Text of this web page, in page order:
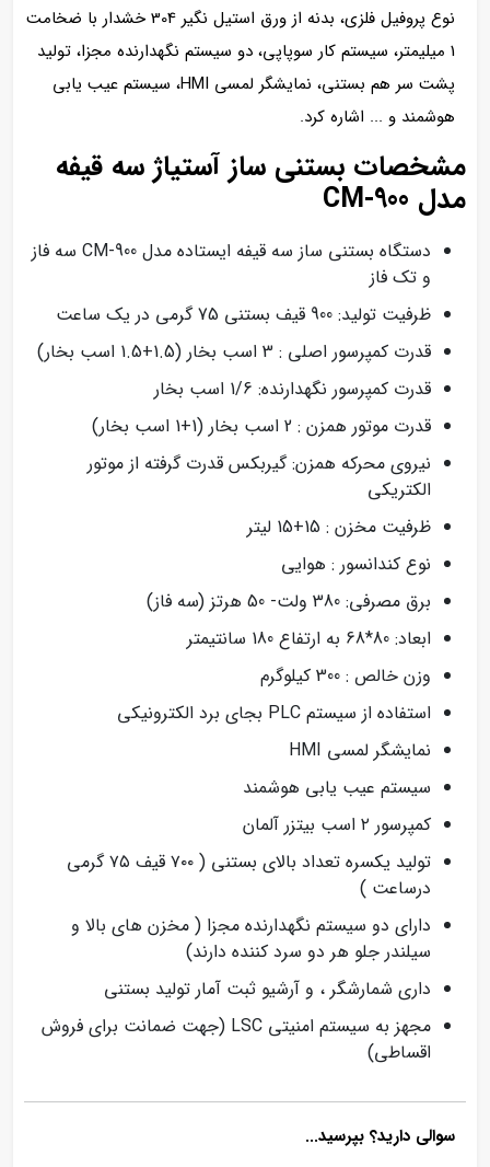
نوع پروفیل فلزی، بدنه از ورق استیل نگیر 304 خشدار با ضخامت
1 میلیمتر، سیستم کار سوپاپی، دو سیستم نگهدارنده مجزا، تولید
پشت سر هم بستنی، نمایشگر لمسی HMI، سیستم عیب یابی
هوشمند و ... اشاره کرد.
مشخصات بستنی ساز آستیاژ سه قیفه
مدل CM-900
دستگاه بستنی ساز سه قیفه ایستاده مدل CM-900 سه فاز
و تک فاز
ظرفیت تولید: 900 قیف بستنی 75 گرمی در یک ساعت
قدرت کمپرسور اصلی : 3 اسب بخار (1.5+1.5 اسب بخار)
قدرت کمپرسور نگهدارنده: 1/6 اسب بخار
قدرت موتور همزن : 2 اسب بخار (1+1 اسب بخار)
نیروی محرکه همزن: گیربکس قدرت گرفته از موتور
الکتریکی
ظرفیت مخزن : 15+15 لیتر
نوع کندانسور : هوایی
برق مصرفی: 380 ولت- 50 هرتز (سه فاز)
ابعاد: 80*68 به ارتفاع 180 سانتیمتر
وزن خالص : 300 کیلوگرم
استفاده از سیستم PLC بجای برد الکترونیکی
نمایشگر لمسی HMI
سیستم عیب یابی هوشمند
کمپرسور ۲ اسب بیتزر آلمان
تولید یکسره تعداد بالای بستنی ( ۷۰۰ قیف ۷۵ گرمی
درساعت )
دارای دو سیستم نگهدارنده مجزا ( مخزن های بالا و
سیلندر جلو هر دو سرد کننده دارند)
داری شمارشگر ، و آرشیو ثبت آمار تولید بستنی
مجهز به سیستم امنیتی LSC (جهت ضمانت برای فروش
اقساطی)
سوالی دارید؟ بپرسید...